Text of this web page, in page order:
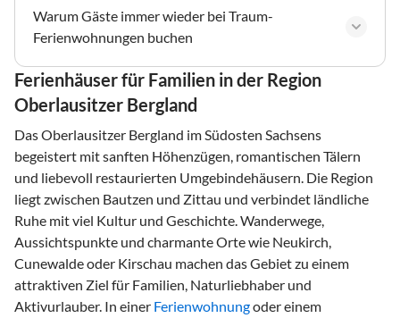
Warum Gäste immer wieder bei Traum-
Ferienwohnungen buchen
Ferienhäuser für Familien in der Region
Oberlausitzer Bergland
Das Oberlausitzer Bergland im Südosten Sachsens
begeistert mit sanften Höhenzügen, romantischen Tälern
und liebevoll restaurierten Umgebindehäusern. Die Region
liegt zwischen Bautzen und Zittau und verbindet ländliche
Ruhe mit viel Kultur und Geschichte. Wanderwege,
Aussichtspunkte und charmante Orte wie Neukirch,
Cunewalde oder Kirschau machen das Gebiet zu einem
attraktiven Ziel für Familien, Naturliebhaber und
Aktivurlauber. In einer Ferienwohnungoder einem